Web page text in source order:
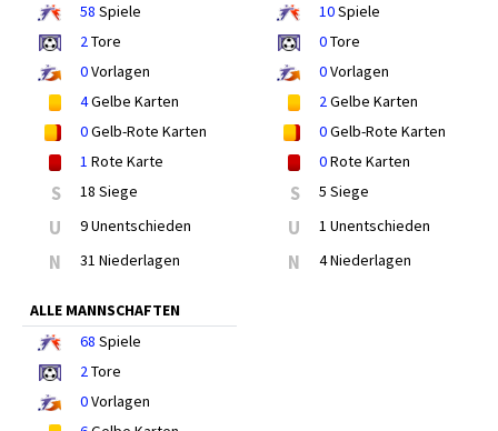
58 Spiele
2Tore
0Vorlagen
4Gelbe Karten
0Gelb-Rote Karten
1 Rote Karte
S 18 Siege
U 9 Unentschieden
N 31 Niederlagen
10Spiele
0Tore
0Vorlagen
2Gelbe Karten
0Gelb-Rote Karten
0Rote Karten
S 5 Siege
U 1 Unentschieden
N 4 Niederlagen
ALLE MANNSCHAFTEN
68 Spiele
2Tore
0Vorlagen